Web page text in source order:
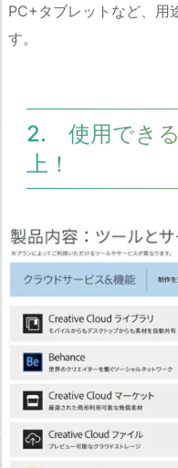
PC+タブレットなど、用
す。
2. 使用でき
上！